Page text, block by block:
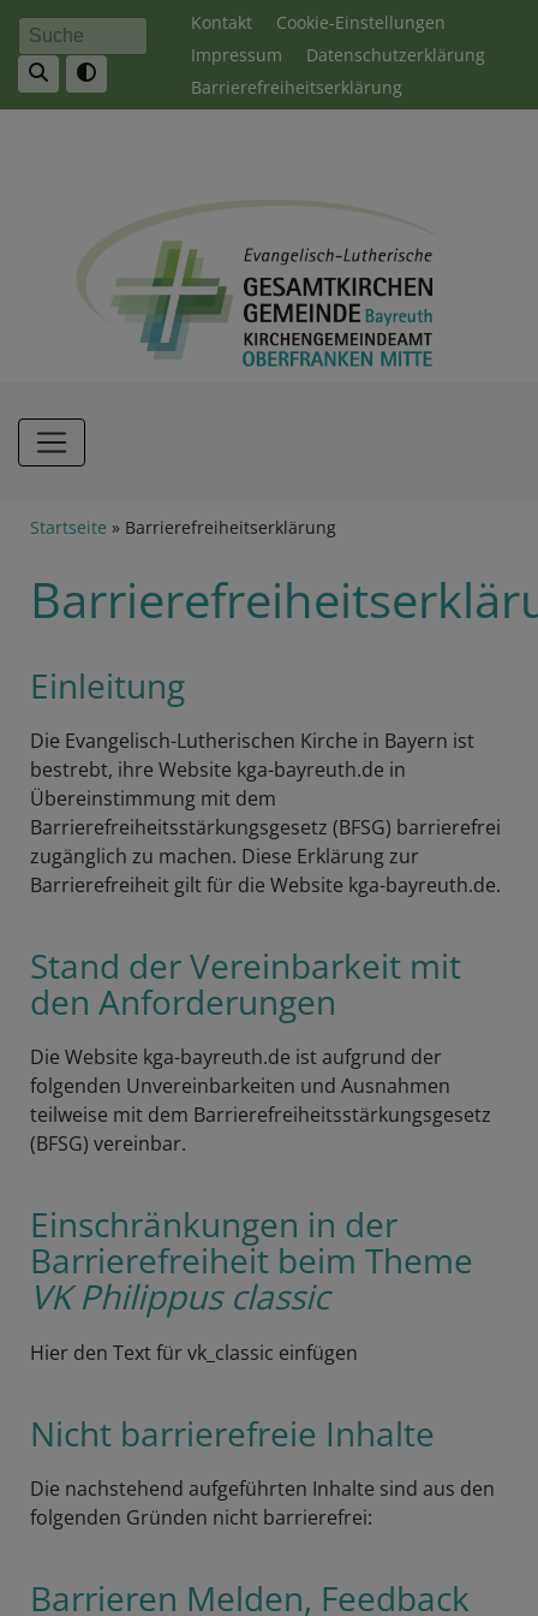
Direkt
zum
Inhalt
Suche Fußbereichsmenü
Kontakt
Cookie-Einstellungen
Impressum
Datenschutzerklärung
Barrierefreiheitserklärung
Hauptnavigation
Breadcrumb
Startseite Barrierefreiheitserklärung
Einleitung
Die Evangelisch-Lutherischen Kirche in Bayern ist
bestrebt, ihre Website kga-bayreuth.de in
Übereinstimmung mit dem
Barrierefreiheitsstärkungsgesetz (BFSG) barrierefrei
zugänglich zu machen. Diese Erklärung zur
Barrierefreiheit gilt für die Website kga-bayreuth.de.
Stand der Vereinbarkeit mit
den Anforderungen
Die Website kga-bayreuth.de ist aufgrund der
folgenden Unvereinbarkeiten und Ausnahmen
teilweise mit dem Barrierefreiheitsstärkungsgesetz
(BFSG) vereinbar.
Einschränkungen in der
Barrierefreiheit beim Theme
VK Philippus classic
Hier den Text für vk_classic einfügen
Nicht barrierefreie Inhalte
Die nachstehend aufgeführten Inhalte sind aus den
folgenden Gründen nicht barrierefrei:
Barrieren Melden, Feedback